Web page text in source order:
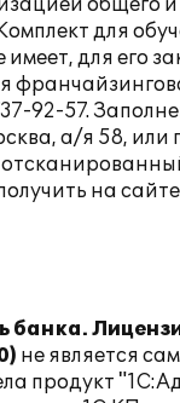
общего
для
имеет, для его
92-57.
а/я 58, или
на
) не является
продукт